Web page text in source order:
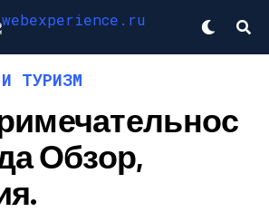
ТУРИЗМ
Обзор,